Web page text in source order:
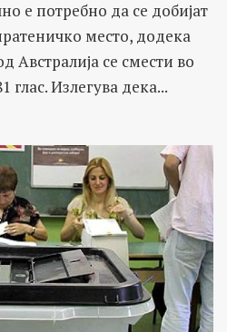
е потребно да се добијат
место, додека
Австралија се смести во
глас. Излегува дека...